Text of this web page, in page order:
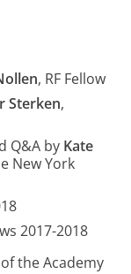
, RF Fellow
Sterken,
Q&A by Kate
New York
2017-2018
the Academy